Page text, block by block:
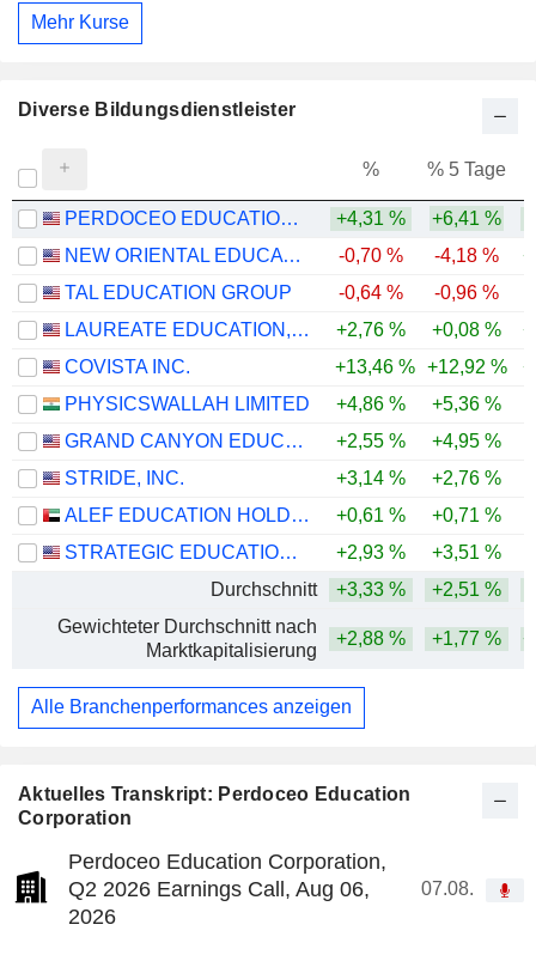
Aktuelles Transkript: Perdoceo Education
Corporation
Perdoceo Education Corporation,
Q2 2026 Earnings Call, Aug 06,
2026
07.08.
Mehr Kurse
Diverse Bildungsdienstleister
% % 5 Tage
PERDOCEO EDUCATION CORPORATION +4,31 % +6,41 %
NEW ORIENTAL EDUCATION & TECHNOLOGY GROUP INC.
-0,70 % -4,18 %
TAL EDUCATION GROUP
-0,64 % -0,96 %
LAUREATE EDUCATION, INC.
+2,76 % +0,08 %
COVISTA INC.
+13,46 % +12,92 %
PHYSICSWALLAH LIMITED
+4,86 %
+5,36 %
GRAND CANYON EDUCATION, INC.
+2,55 % +4,95 %
STRIDE, INC.
+3,14 % +2,76 %
ALEF EDUCATION HOLDING PLC
+0,61 % +0,71 %
STRATEGIC EDUCATION, INC.
+2,93 % +3,51 %
Durchschnitt
+3,33 % +2,51 %
Gewichteter Durchschnitt nach
Marktkapitalisierung
+2,88 % +1,77 %
Alle Branchenperformances anzeigen